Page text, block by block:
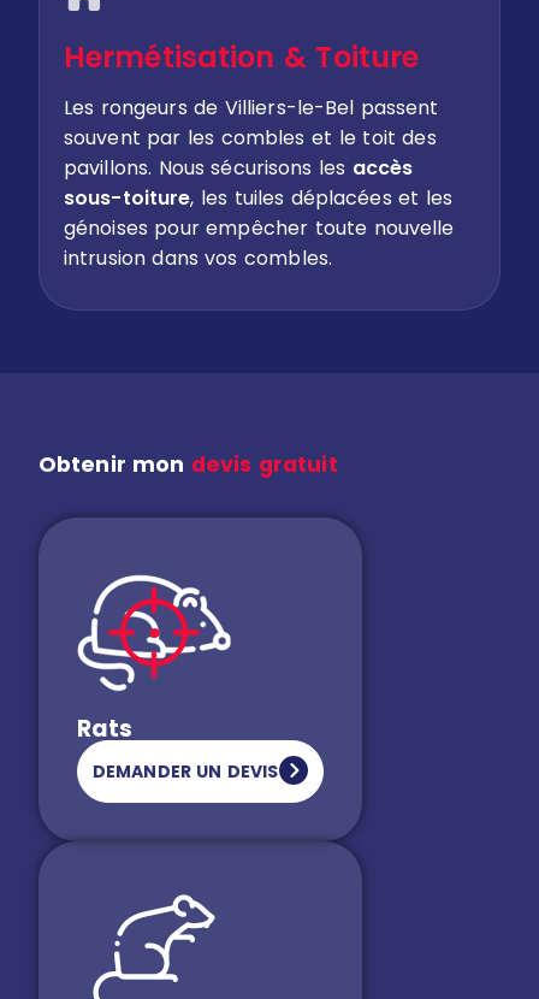
Hermétisation & Toiture
Les rongeurs de Villiers-le-Bel passent
souvent par les combles et le toit des
pavillons. Nous sécurisons les accès
sous-toiture, les tuiles déplacées et les
génoises pour empêcher toute nouvelle
intrusion dans vos combles.
Obtenir mon devis gratuit
Rats
DEMANDER UN DEVIS